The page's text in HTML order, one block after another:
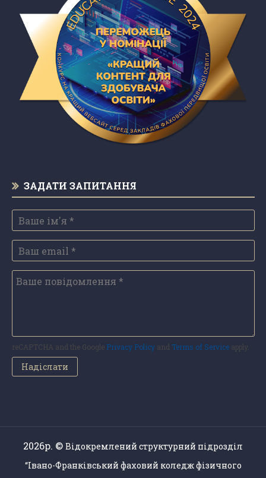
ЗАДАТИ ЗАПИТАННЯ
reCAPTCHA and the Google Privacy Policyand Terms of Serviceapply.
2026р. © Відокремлений структурний підрозділ
“Івано-Франківський фаховий коледж фізичного